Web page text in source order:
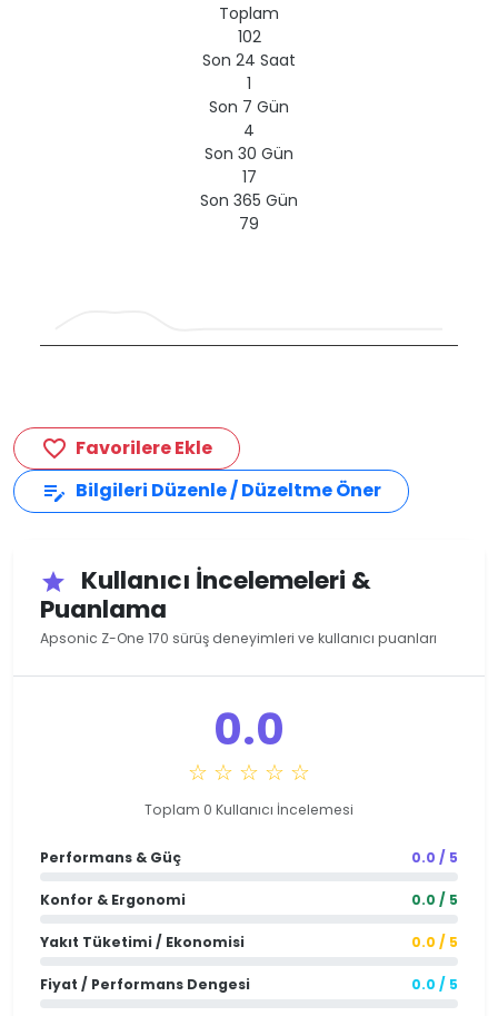
Toplam
102
Son 24 Saat
1
Son 7 Gün
4
Son 30 Gün
17
Son 365 Gün
79
favorite_border Favorilere Ekle
edit_note Bilgileri Düzenle / Düzeltme Öner
star
Kullanıcı İncelemeleri &
Puanlama
Apsonic Z-One 170 sürüş deneyimleri ve kullanıcı puanları
0.0
☆ ☆ ☆ ☆ ☆
Toplam 0 Kullanıcı İncelemesi
Performans & Güç 0.0 / 5
Konfor & Ergonomi 0.0 / 5
Yakıt Tüketimi / Ekonomisi 0.0 / 5
Fiyat / Performans Dengesi 0.0 / 5